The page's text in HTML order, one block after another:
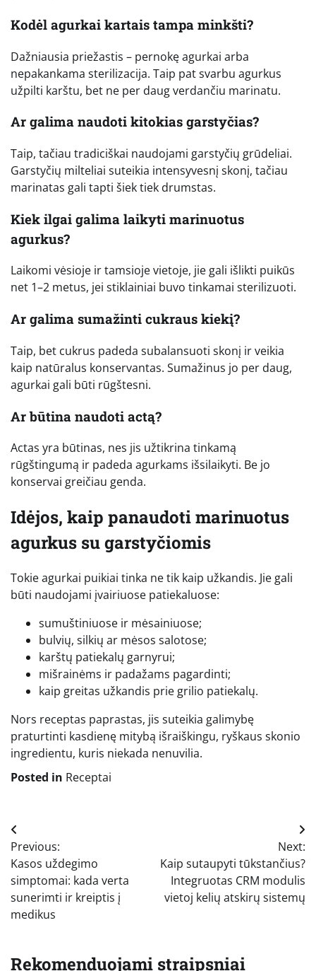
Kodėl agurkai kartais tampa minkšti?
Dažniausia priežastis – pernokę agurkai arba
nepakankama sterilizacija. Taip pat svarbu agurkus
užpilti karštu, bet ne per daug verdančiu marinatu.
Ar galima naudoti kitokias garstyčias?
Taip, tačiau tradiciškai naudojami garstyčių grūdeliai.
Garstyčių milteliai suteikia intensyvesnį skonį, tačiau
marinatas gali tapti šiek tiek drumstas.
Kiek ilgai galima laikyti marinuotus
agurkus?
Laikomi vėsioje ir tamsioje vietoje, jie gali išlikti puikūs
net 1–2 metus, jei stiklainiai buvo tinkamai sterilizuoti.
Ar galima sumažinti cukraus kiekį?
Taip, bet cukrus padeda subalansuoti skonį ir veikia
kaip natūralus konservantas. Sumažinus jo per daug,
agurkai gali būti rūgštesni.
Ar būtina naudoti actą?
Actas yra būtinas, nes jis užtikrina tinkamą
rūgštingumą ir padeda agurkams išsilaikyti. Be jo
konservai greičiau genda.
Idėjos, kaip panaudoti marinuotus
agurkus su garstyčiomis
Tokie agurkai puikiai tinka ne tik kaip užkandis. Jie gali
būti naudojami įvairiuose patiekaluose:
sumuštiniuose ir mėsainiuose;
bulvių, silkių ar mėsos salotose;
karštų patiekalų garnyrui;
mišrainėms ir padažams pagardinti;
kaip greitas užkandis prie grilio patiekalų.
Nors receptas paprastas, jis suteikia galimybę
praturtinti kasdienę mitybą išraiškingu, ryškaus skonio
ingredientu, kuris niekada nenuvilia.
Posted in Receptai
Navigacija
tarp
įrašų
Previous:
Kasos uždegimo
simptomai: kada verta
sunerimti ir kreiptis į
medikus
Next:
Kaip sutaupyti tūkstančius?
Integruotas CRM modulis
vietoj kelių atskirų sistemų
Rekomenduojami straipsniai